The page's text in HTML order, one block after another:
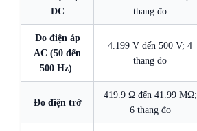
DC
thang đo
Đo điện áp
AC (50 đến
500 Hz)
4.199 V đến 500 V; 4
thang đo
Đo điện trở
419.9 Ω đến 41.99 MΩ;
6 thang đo